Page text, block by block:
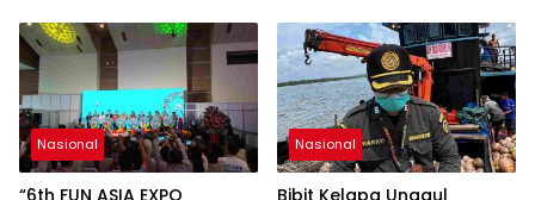
Investor, Akademisi, dan
Pengusaha dalam
Mendukung Percepatan
Hilirisasi Nasional.
Nasional
“6th FUN ASIA EXPO
Nasional
Bibit Kelapa Unggul